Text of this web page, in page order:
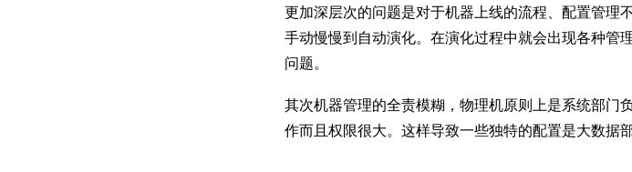
更加深层次的问题是对于机器上线的流程、配置管理
手动慢慢到自动演化。在演化过程中就会出现各种管
问题。
其次机器管理的全责模糊，物理机原则上是系统部门
作而且权限很大。这样导致一些独特的配置是大数据